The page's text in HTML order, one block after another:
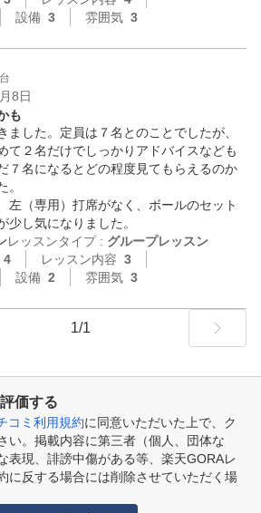
設備 3 雰囲気 3
8日
も
ました。定員は７名とのことでしたが、
て２名だけでしっかりアドバイスなども
７名になるとどの程度見てもらえるのか
。
左（専用）打席がなく、ボールのセット
少し気になりました。
レッスンタイプ : グループレッスン
4 レッスン内容 3
設備 2 雰囲気 3
1/1
価する
コミ利用規約に同意いただいた上で、ク
い。掲載内容に第三者（個人、団体な
表現、誹謗中傷がある等、楽天GORAレ
に反する場合には削除させていただく場